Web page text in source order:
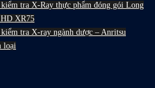
tra X-Ray thực phẩm đóng gói Long
XR75
tra X-ray ngành dược – Anritsu
loại